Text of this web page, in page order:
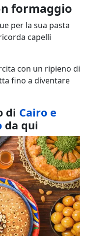
formaggio
per la sua pasta
capelli
con un ripieno di
fino a diventare
di Cairo e
da qui